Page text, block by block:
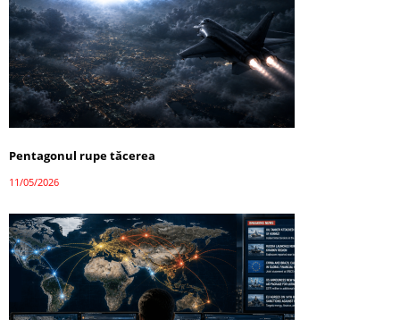
Pentagonul rupe tăcerea
11/05/2026